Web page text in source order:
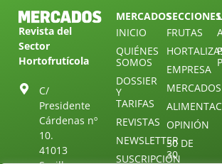
Revista del
Sector
Hortofrutícola
C/
Presidente
Cárdenas nº
10.
41013
MERCADOS
INICIO
QUIÉNES
SOMOS
DOSSIER
Y
TARIFAS
REVISTAS
NEWSLETTER
SUSCRIPCIÓN
SECCIONES
FRUTAS
EMPRESA
MERCADOS
OPINIÓN
30 DE
30